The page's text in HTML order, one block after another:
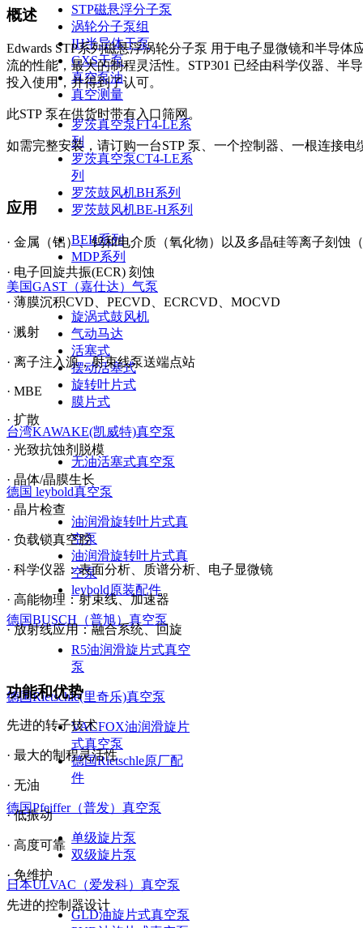
STP磁悬浮分子泵
涡轮分子泵组
IH半导体干泵
GXS干泵
真空泵油
真空测量
罗茨真空泵FT4-LE系
列
罗茨真空泵CT4-LE系
列
罗茨鼓风机BH系列
罗茨鼓风机BE-H系列
BEH系列
MDP系列
美国GAST（嘉仕达）气泵
旋涡式鼓风机
气动马达
活塞式
摆动活塞式
旋转叶片式
膜片式
台湾KAWAKE(凯威特)真空泵
无油活塞式真空泵
德国 leybold真空泵
油润滑旋转叶片式真
空泵
油润滑旋转叶片式真
空泵
leybold原装配件
德国BUSCH（普旭）真空泵
R5油润滑旋片式真空
泵
德国Rietschle(里奇乐)真空泵
VACFOX油润滑旋片
式真空泵
德国Rietschle原厂配
件
德国Pfeiffer（普发）真空泵
单级旋片泵
双级旋片泵
日本ULVAC（爱发科）真空泵
GLD油旋片式真空泵
概述
Edwards STP系列磁悬浮涡轮分子泵 用于电子显微镜和半导体
流的性能，最大的制程灵活性。STP301 已经由科学仪器、半
投入使用，并得到了认可。
此STP 泵在供货时带有入口筛网。
如需完整安装，请订购一台STP 泵、一个控制器、一根连接电
应用
· 金属（铝）、钨和电介质（氧化物）以及多晶硅等离子刻蚀
· 电子回旋共振(ECR) 刻蚀
· 薄膜沉积CVD、PECVD、ECRCVD、MOCVD
· 溅射
· 离子注入源，射束线泵送端点站
· MBE
· 扩散
· 光致抗蚀剂脱模
· 晶体/晶膜生长
· 晶片检查
· 负载锁真空腔
· 科学仪器：表面分析、质谱分析、电子显微镜
· 高能物理：射束线、加速器
· 放射线应用：融合系统、回旋
功能和优势
先进的转子技术
· 最大的制程灵活性
· 无油
· 低振动
· 高度可靠
· 免维护
先进的控制器设计